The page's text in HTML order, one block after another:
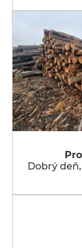
Dobrý